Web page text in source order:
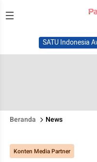
SATU Indonesia
Beranda News
Konten Media Partner